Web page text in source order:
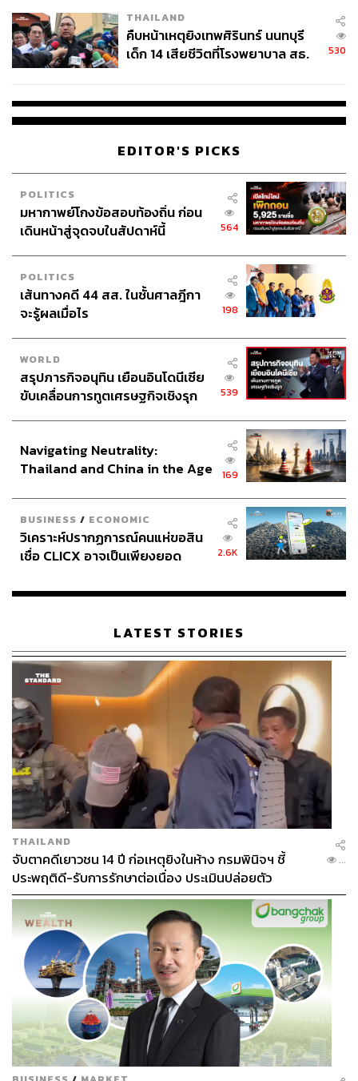
อย่างคล่องแคล่ว ไม่ว่าจะเป็นกล้องวงจรปิด สมาร์ทโฟน หรือ
คอมพิวเตอร์
โกอึน มีบุคลิกที่ดูเหมือนจะเย็นชา แต่ก็ฉลาดเอามากๆ จนเรา
ได้รู้ในช่วงครึ่งหลังของซีซันแรกว่า เธอเองก็มีบาดแผลทาง
อันโกอึน เล่าให้ฟังว่า เธอใส่ใจเรื่องน้ำเสียงและท่าทาง เพื่อ
ทำให้ตัวละครอันโกอึนดูเข้มแข็งมากยิ่งขึ้นในซีซัน 2
ซีอีโอของบริษัท Rainbow Taxi หัวหน้าฝ่ายปฏิบัติการลงโทษ
ผู้ที่ใช้ประโยชน์จากจุดบอดของกระบวนการยุติธรรม
ชเวคยองกู และพัคจินอน (รับบทโดย จางฮยอกจินและแบยู
รัม)
รับบทวิศวกรเครื่องยนต์ ผู้สร้างอุปกรณ์อัจฉริยะภายในแท็กซี่
เพื่อภารกิจแก้แค้น ฉากหน้าเขาสองคนทำงานเป็นฝ่ายซ่อม
บำรุงประจำบริษัทแท็กซี่
อนฮาจุน (รับบทโดย ชินแจฮา)
คนขับแท็กซี่น้องใหม่ของทีมแท็กซี่สายรุ้ง โดยคาแรกเตอร์
ตัวละครอยู่ในโทนสดใส ออกซุ่มซ่ามบ้างในบางครั้ง ซึ่งตรง
กันข้ามอย่างสิ้นเชิงกับคิมโดกี
อิมบ๊กจา (รับบทโดย ชิมซูยอง)
มาดามอิม หรือ อิมบ๊กจา เป็นตัวละครสีสันสุดๆ จากTaxi
Driverซีซันแรก โดยในซีซันสองมาดามก็ยังคงมาเป็นหนึ่งใน
ตัวละครขโมยซีนเช่นเคย เพียงแต่ตอนนี้ยังไม่เปิดเผยว่า
มาดามจะมาพร้อมแผนการร้ายๆ อะไรให้คิมโดกีต้องจัดการ
อีกครั้ง
THAILAND
คืบหน้าเหตุยิงเทพศิรินทร์ นนทบุรี
เด็ก 14 เสียชีวิตที่โรงพยาบาล สธ.
530
EDITOR'S PICKS
POLITICS
มหากาพย์โกงข้อสอบท้องถิ่น ก่อน
เดินหน้าสู่จุดจบในสัปดาห์นี้
564
POLITICS
เส้นทางคดี 44 สส. ในชั้นศาลฎีกา
จะรู้ผลเมื่อไร
198
WORLD
สรุปภารกิจอนุทิน เยือนอินโดนีเซีย
ขับเคลื่อนการทูตเศรษฐกิจเชิงรุก
539
Navigating Neutrality:
Thailand and China in the Age
169
BUSINESS / ECONOMIC
วิเคราะห์ปรากฏการณ์คนแห่ขอสิน
เชื่อ CLICX อาจเป็นเพียงยอด
เรือนไทยที่ถูกซุกไว้
2.6K
LATEST STORIES
THAILAND
จับตาคดีเยาวชน 14 ปี ก่อเหตุยิงในห้าง กรมพินิจฯ ชี้
ประพฤติดี-รับการรักษาต่อเนื่อง ประเมินปล่อยตัว
...